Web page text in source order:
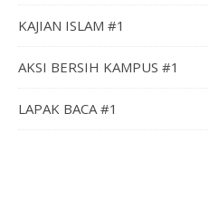
KAJIAN ISLAM #1
AKSI BERSIH KAMPUS #1
LAPAK BACA #1